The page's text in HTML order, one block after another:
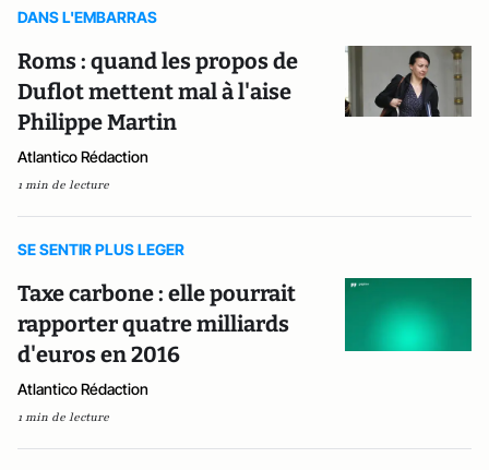
DANS L'EMBARRAS
Roms : quand les propos de
Duflot mettent mal à l'aise
Philippe Martin
Atlantico Rédaction
1 min de lecture
SE SENTIR PLUS LEGER
Taxe carbone : elle pourrait
rapporter quatre milliards
d'euros en 2016
Atlantico Rédaction
1 min de lecture